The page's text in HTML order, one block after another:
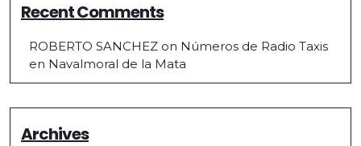
Recent Comments
ROBERTO SANCHEZ on Números de Radio Taxis
en Navalmoral de la Mata
Archives